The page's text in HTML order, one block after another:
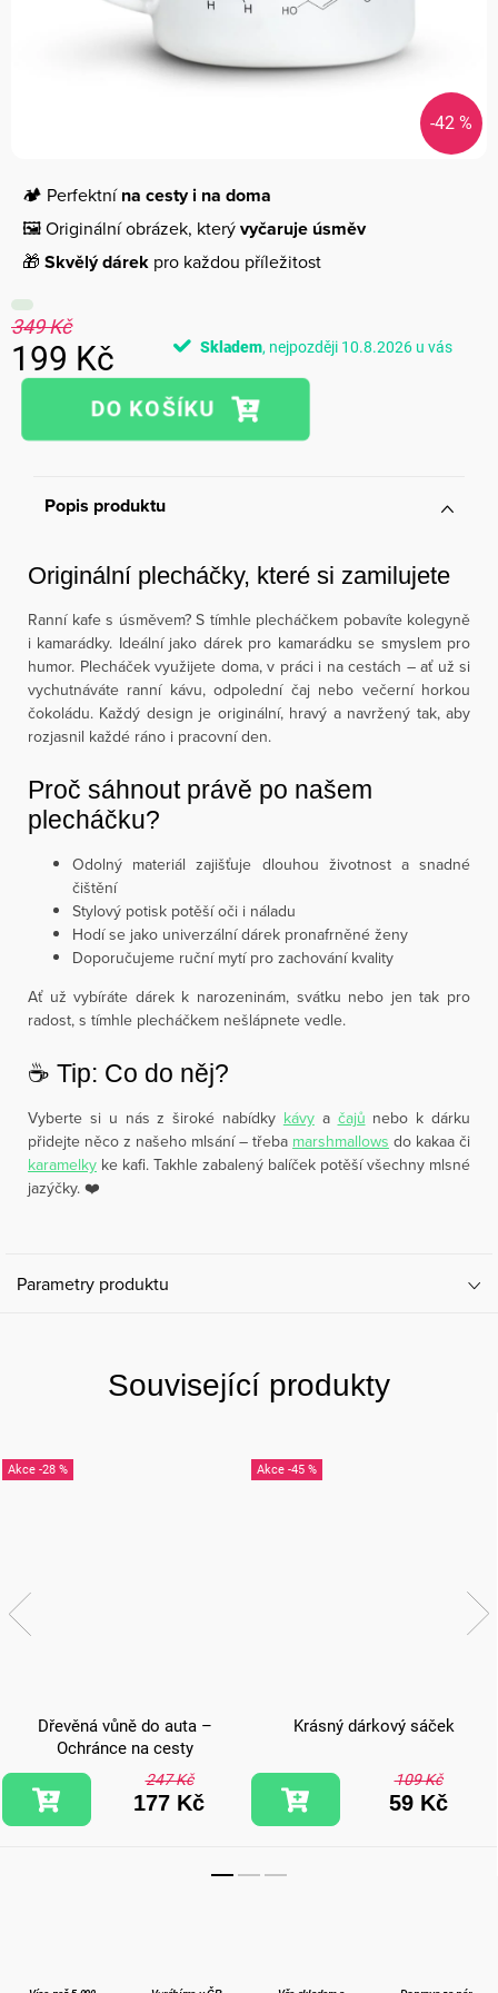
-42 %
🏕️ Perfektnína cesty i na doma
🖼️ Originální obrázek, kterývyčaruje úsměv
🎁 Skvělý dárek pro každou příležitost
349 Kč
199 Kč
Měrná
Skladem 10.8.2026
Popis produktu
Originální plecháčky, které si zamilujete
Ranní kafe s úsměvem? S tímhle plecháčkem pobavíte kolegyně
i kamarádky. Ideální jako dárek pro kamarádku se smyslem pro
humor. Plecháček využijete doma, v práci i na cestách – ať už si
vychutnáváte ranní kávu, odpolední čaj nebo večerní horkou
čokoládu. Každý design je originální, hravý a navržený tak, aby
rozjasnil každé ráno i pracovní den.
Proč sáhnout právě po našem
plecháčku?
Odolný materiál zajišťuje dlouhou životnost a snadné
čištění
Stylový potisk potěší oči i náladu
Hodí se jako univerzální dárek pronafrněné ženy
Doporučujeme ruční mytí pro zachování kvality
Ať už vybíráte dárek k narozeninám, svátku nebo jen tak pro
radost, s tímhle plecháčkem nešlápnete vedle.
☕️ Tip: Co do něj?
Vyberte si u nás z široké nabídky kávya čajů nebo k dárku
přidejte něco z našeho mlsání – třeba marshmallows do kakaa či
karamelky ke kafi. Takhle zabalený balíček potěší všechny mlsné
jazýčky. ❤️
Parametry produktu
Související produkty
-28 %
Dřevěná vůně do auta –
Ochránce na cesty
247 Kč
177 Kč
-45 %
Krásný dárkový sáček
109 Kč
59 Kč